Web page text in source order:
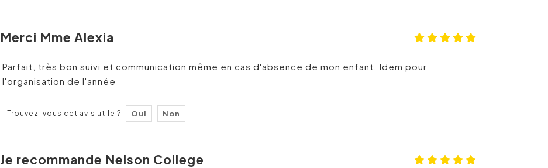
Merci Mme Alexia
Parfait, très bon suivi et communication même en cas d'absence de mon enfant. Idem pour
l'organisation de l'année
Trouvez-vous cet avis utile ? Oui Non
Je recommande Nelson College